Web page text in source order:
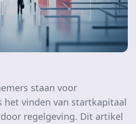
staan voor
het vinden van startkapitaal
regelgeving. Dit artikel